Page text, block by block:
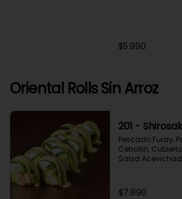
$5.990
Oriental Rolls Sin Arroz
201 -
Pescado Furay,
Cebollin,
Salsa
$7.890